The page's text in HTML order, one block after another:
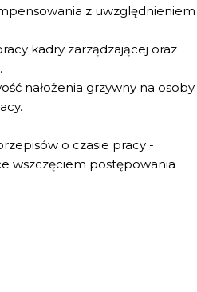
z uwzględnieniem
kadry zarządzającej oraz
nałożenia grzywny na osoby
o czasie pracy -
wszczęciem postępowania